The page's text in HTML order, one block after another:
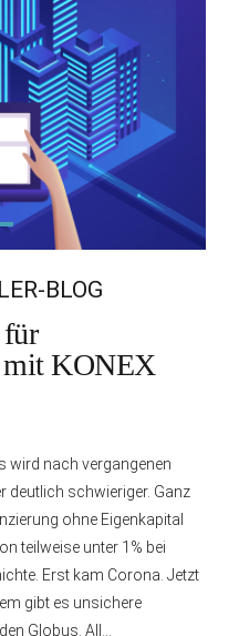
BLOG
KONEX
wird nach vergangenen
deutlich schwieriger. Ganz
ohne Eigenkapital
teilweise unter 1% bei
Erst kam Corona. Jetzt
gibt es unsichere
Globus. All...